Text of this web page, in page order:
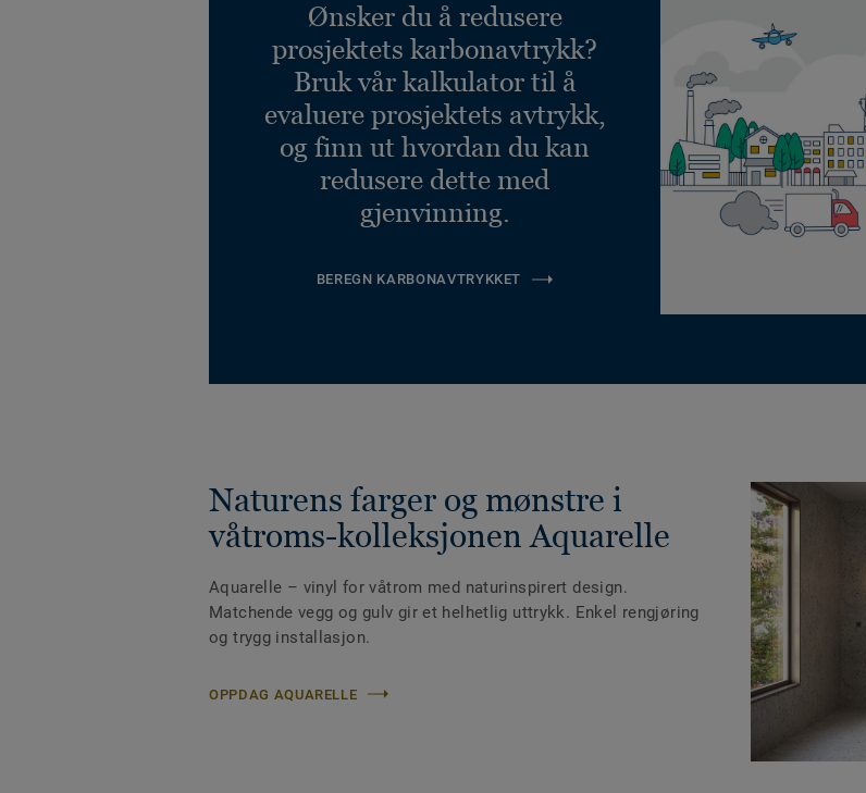
Ønsker du å redusere
prosjektets karbonavtrykk?
Bruk vår kalkulator til å
evaluere prosjektets avtrykk,
og finn ut hvordan du kan
redusere dette med
gjenvinning.
BEREGN KARBONAVTRYKKET
Naturens farger og mønstre i
våtroms-kolleksjonen Aquarelle
Aquarelle – vinyl for våtrom med naturinspirert design.
Matchende vegg og gulv gir et helhetlig uttrykk. Enkel rengjøring
og trygg installasjon.
OPPDAG AQUARELLE